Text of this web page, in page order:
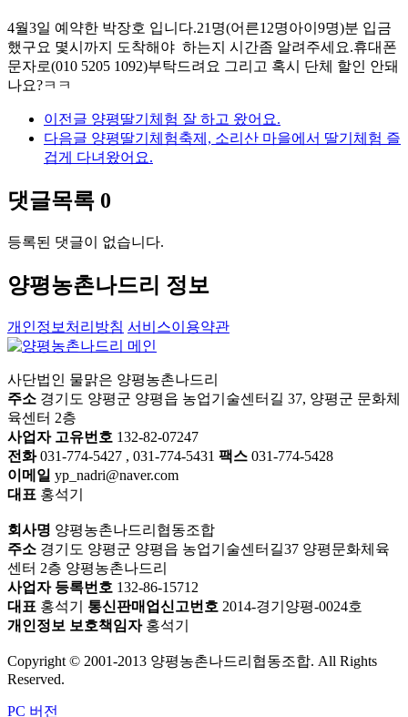
4월3일 예약한 박장호 입니다.21명(어른12명아이9명)분 입금
했구요 몇시까지 도착해야 하는지 시간좀 알려주세요.휴대폰
문자로(010 5205 1092)부탁드려요 그리고 혹시 단체 할인 안돼
나요?ㅋㅋ
이전글 양평딸기체험 잘 하고 왔어요.
다음글 양평딸기체험축제, 소리산 마을에서 딸기체험 즐
겁게 다녀왔어요.
댓글목록 0
등록된 댓글이 없습니다.
양평농촌나드리 정보
개인정보처리방침 서비스이용약관
사단법인 물맑은 양평농촌나드리
주소 경기도 양평군 양평읍 농업기술센터길 37, 양평군 문화체
육센터 2층
사업자 고유번호 132-82-07247
전화031-774-5427 , 031-774-5431 팩스 031-774-5428
이메일 yp_nadri@naver.com
대표 홍석기
회사명 양평농촌나드리협동조합
주소 경기도 양평군 양평읍 농업기술센터길37 양평문화체육
센터 2층 양평농촌나드리
사업자 등록번호 132-86-15712
대표 홍석기 통신판매업신고번호 2014-경기양평-0024호
개인정보 보호책임자홍석기
Copyright © 2001-2013 양평농촌나드리협동조합. All Rights
Reserved.
PC 버전